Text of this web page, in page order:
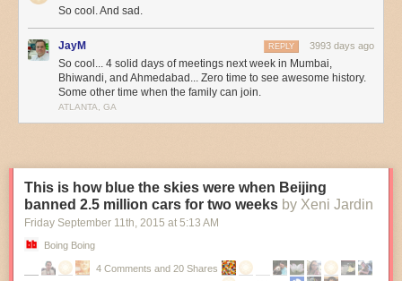
So cool. And sad.
JayM 3993 days ago
REPLY
So cool... 4 solid days of meetings next week in Mumbai,
Bhiwandi, and Ahmedabad... Zero time to see awesome history.
Some other time when the family can join.
ATLANTA, GA
This is how blue the skies were when Beijing
banned 2.5 million cars for two weeks by Xeni Jardin
Friday September 11th, 2015 at 5:13 AM
Boing Boing
4 Comments and 20 Shares